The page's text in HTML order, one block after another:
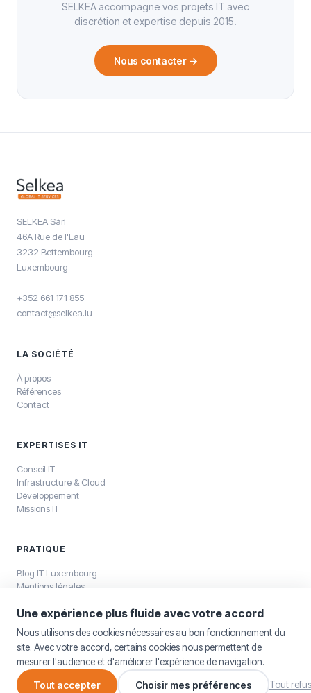
SELKEA accompagne vos projets IT avec
discrétion et expertise depuis 2015.
Nous contacter→
SELKEA Sàrl
46A Rue de l'Eau
3232 Bettembourg
Luxembourg
+352 661 171 855
contact@selkea.lu
LA SOCIÉTÉ
À propos
Références
Contact
EXPERTISES IT
Conseil IT
Infrastructure & Cloud
Développement
Missions IT
PRATIQUE
Blog IT Luxembourg
Mentions légales
©2026SELKEA Sàrl — SELKEA Sàrl, capital 12 500 €, RCS Luxembourg
B196800
Mentions légalesGestion des cookiesEnglish
Une expérience plus fluide avec votre accord
Nous utilisons des cookies nécessaires au bon fonctionnement du
site. Avec votre accord, certains cookies nous permettent de
mesurer l'audience et d'améliorer l'expérience de navigation.
Tout accepter Choisir mes préférences Tout